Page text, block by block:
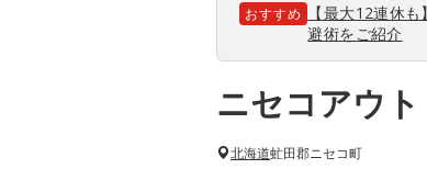
おすすめ
【最大12連休
避術をご紹介
ニセコアウ
北海道虻田郡ニセコ町